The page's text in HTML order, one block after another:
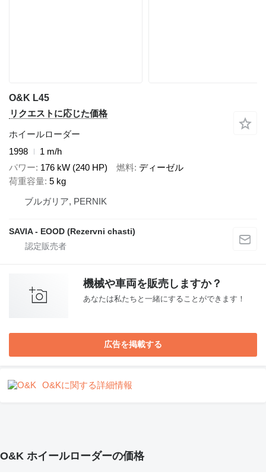
O&K L45
リクエストに応じた価格
ホイールローダー
1998
1 m/h
パワー 176 kW (240 HP) 燃料 ディーゼル
荷重容量 5 kg
ブルガリア, PERNIK
SAVIA - EOOD (Rezervni chasti)
機械や車両を販売しますか？
あなたは私たちと一緒にすることができます！
広告を掲載する
O&Kに関する詳細情報
O&K ホイールローダーの価格